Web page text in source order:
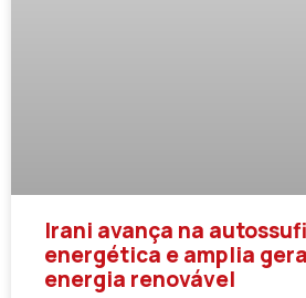
Irani avança na
energética e amplia
energia renovável